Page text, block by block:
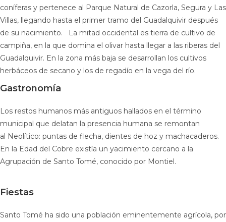
coníferas y pertenece al Parque Natural de Cazorla, Segura y Las
Villas, llegando hasta el primer tramo del Guadalquivir después
de su nacimiento. La mitad occidental es tierra de cultivo de
campiña, en la que domina el olivar hasta llegar a las riberas del
Guadalquivir. En la zona más baja se desarrollan los cultivos
herbáceos de secano y los de regadío en la vega del río.
Gastronomía
Los restos humanos más antiguos hallados en el término
municipal que delatan la presencia humana se remontan
al Neolítico: puntas de flecha, dientes de hoz y machacaderos.
En la Edad del Cobre existía un yacimiento cercano a la
Agrupación de Santo Tomé, conocido por Montiel.
Fiestas
Santo Tomé ha sido una población eminentemente agrícola, por